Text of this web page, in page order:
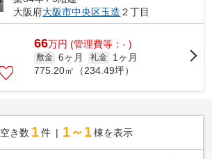
大阪府大阪市中央区玉造 ２丁目
66万円 (管理費等：- )
敷金 6ヶ月 礼金
1ヶ月
775.20㎡（234.49坪）
空き数 1 件 1～1 棟を表示